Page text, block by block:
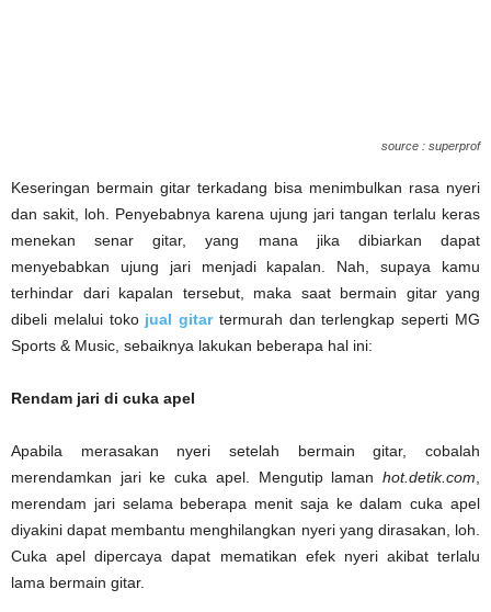
source : superprof
Keseringan bermain gitar terkadang bisa menimbulkan rasa nyeri
dan sakit, loh. Penyebabnya karena ujung jari tangan terlalu keras
menekan senar gitar, yang mana jika dibiarkan dapat
menyebabkan ujung jari menjadi kapalan. Nah, supaya kamu
terhindar dari kapalan tersebut, maka saat bermain gitar yang
dibeli melalui toko jual gitartermurah dan terlengkap seperti MG
Sports & Music, sebaiknya lakukan beberapa hal ini:
Rendam jari di cuka apel
Apabila merasakan nyeri setelah bermain gitar, cobalah
merendamkan jari ke cuka apel. Mengutip laman hot.detik.com,
merendam jari selama beberapa menit saja ke dalam cuka apel
diyakini dapat membantu menghilangkan nyeri yang dirasakan, loh.
Cuka apel dipercaya dapat mematikan efek nyeri akibat terlalu
lama bermain gitar.